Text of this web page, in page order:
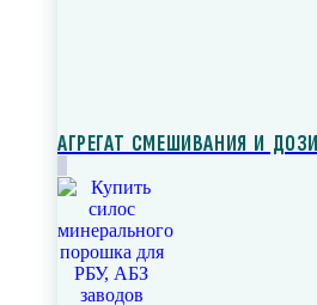
АГРЕГАТ СМЕШИВАНИЯ И